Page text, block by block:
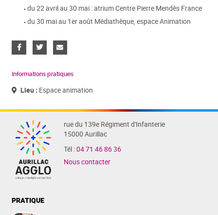
du 22 avril au 30 mai : atrium Centre Pierre Mendès France
du 30 mai au 1er août Médiathèque, espace Animation
Informations pratiques
Lieu : Espace animation
rue du 139e Régiment d'Infanterie
15000 Aurillac
Tél :04 71 46 86 36
Nous contacter
PRATIQUE